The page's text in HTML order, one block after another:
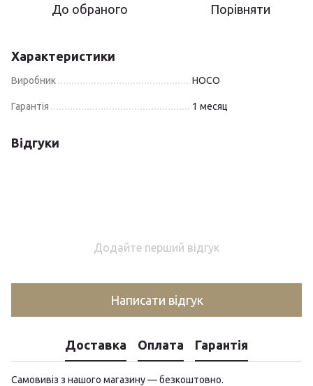
До обраного Порівняти
Характеристики
Виробник HOCO
Гарантія 1 месяц
Відгуки
Додайте перший відгук
Написати відгук
Доставка Оплата Гарантія
Самовивіз з нашого магазину — безкоштовно.